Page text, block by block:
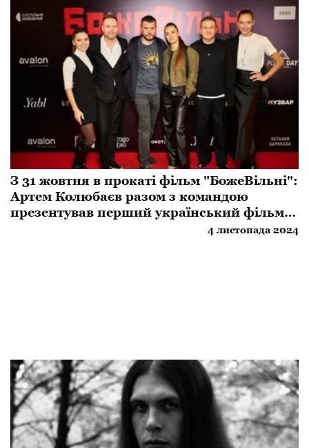
З 31 жовтня в прокаті фільм "БожеВільні":
Артем Колюбаєв разом з командою
презентував перший український фільм
про радянську каральну психіатрію
4 листопада 2024